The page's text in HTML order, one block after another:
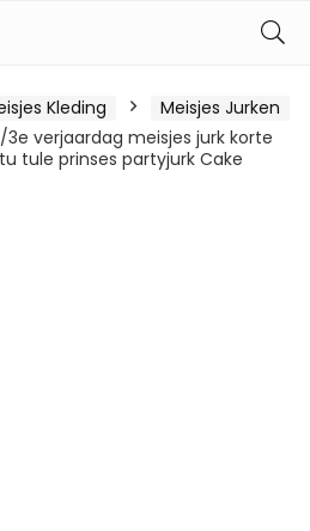
Kleding
Meisjes Jurken
3e verjaardag meisjes jurk korte
tule prinses partyjurk Cake